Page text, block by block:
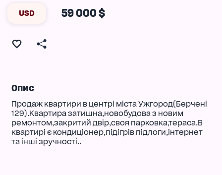
USD 59 000 $
Опис
Продаж квартири в центрі міста Ужгород(Берчені
129).Квартира затишна,новобудова з новим
ремонтом,закритий двір,своя парковка,тераса.В
квартирі є кондиціонер,підігрів підлоги,інтернет
та інші зручності..